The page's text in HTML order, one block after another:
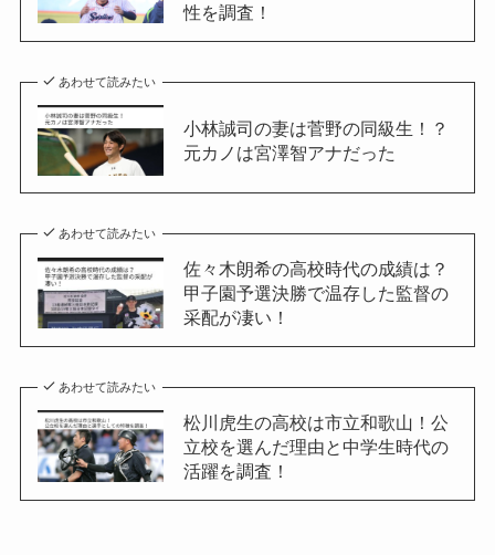
性を調査！
あわせて読みたい
小林誠司の妻は菅野の同級生！？
元カノは宮澤智アナだった
あわせて読みたい
佐々木朗希の高校時代の成績は？
甲子園予選決勝で温存した監督の
采配が凄い！
あわせて読みたい
松川虎生の高校は市立和歌山！公
立校を選んだ理由と中学生時代の
活躍を調査！